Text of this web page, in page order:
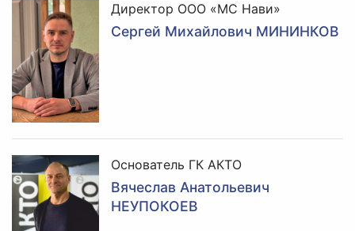
Директор ООО «МС Нави»
Сергей Михайлович МИНИНКОВ
Основатель ГК АКТО
Вячеслав Анатольевич
НЕУПОКОЕВ